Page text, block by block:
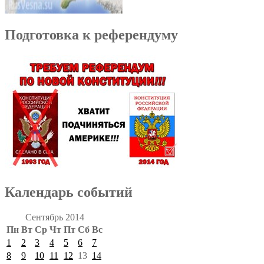
Подготовка к референдуму
Календарь событий
Сентябрь 2014
Пн Вт Ср Чт Пт Сб Вс
1 2 3 4 5 6
7
8
9 10 11 12 13 14